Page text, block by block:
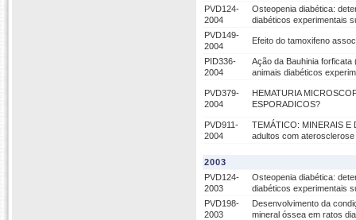
PVD124-
2004
Osteopenia diabética:
diabéticos experimentais
PVD149-
2004
Efeito do tamoxifeno
PID336-
2004
Ação da Bauhinia
animais diabéticos
PVD379-
2004
HEMATURIA
ESPORADICOS?
PVD911-
2004
TEMÁTICO: MINERAIS E
adultos com
2003
PVD124-
2003
Osteopenia diabética:
diabéticos experimentais
PVD198-
2003
Desenvolvimento da
mineral óssea em ratos